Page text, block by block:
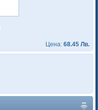
Цена: 68.45 Лв.